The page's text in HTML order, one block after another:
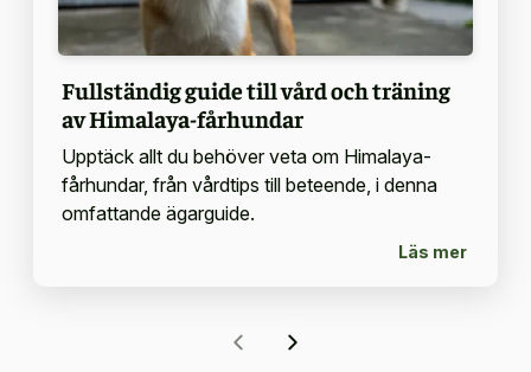
Fullständig guide till vård och träning
av Himalaya-fårhundar
Upptäck allt du behöver veta om Himalaya-
fårhundar, från vårdtips till beteende, i denna
omfattande ägarguide.
Läs mer